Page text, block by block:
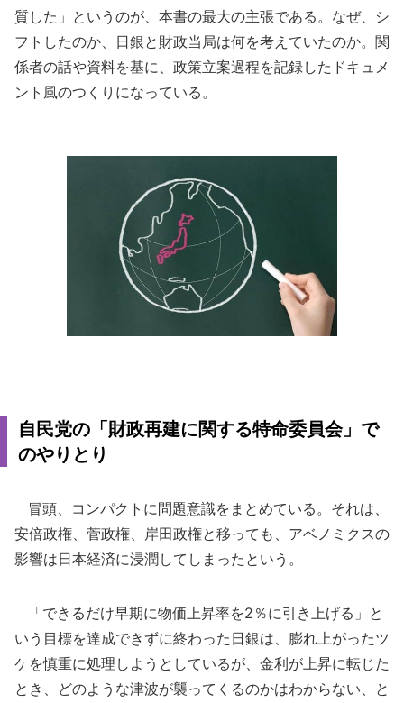
質した」というのが、本書の最大の主張である。なぜ、シ
フトしたのか、日銀と財政当局は何を考えていたのか。関
係者の話や資料を基に、政策立案過程を記録したドキュメ
ント風のつくりになっている。
自民党の「財政再建に関する特命委員会」で
のやりとり
冒頭、コンパクトに問題意識をまとめている。それは、
安倍政権、菅政権、岸田政権と移っても、アベノミクスの
影響は日本経済に浸潤してしまったという。
「できるだけ早期に物価上昇率を2％に引き上げる」と
いう目標を達成できずに終わった日銀は、膨れ上がったツ
ケを慎重に処理しようとしているが、金利が上昇に転じた
とき、どのような津波が襲ってくるのかはわからない、と